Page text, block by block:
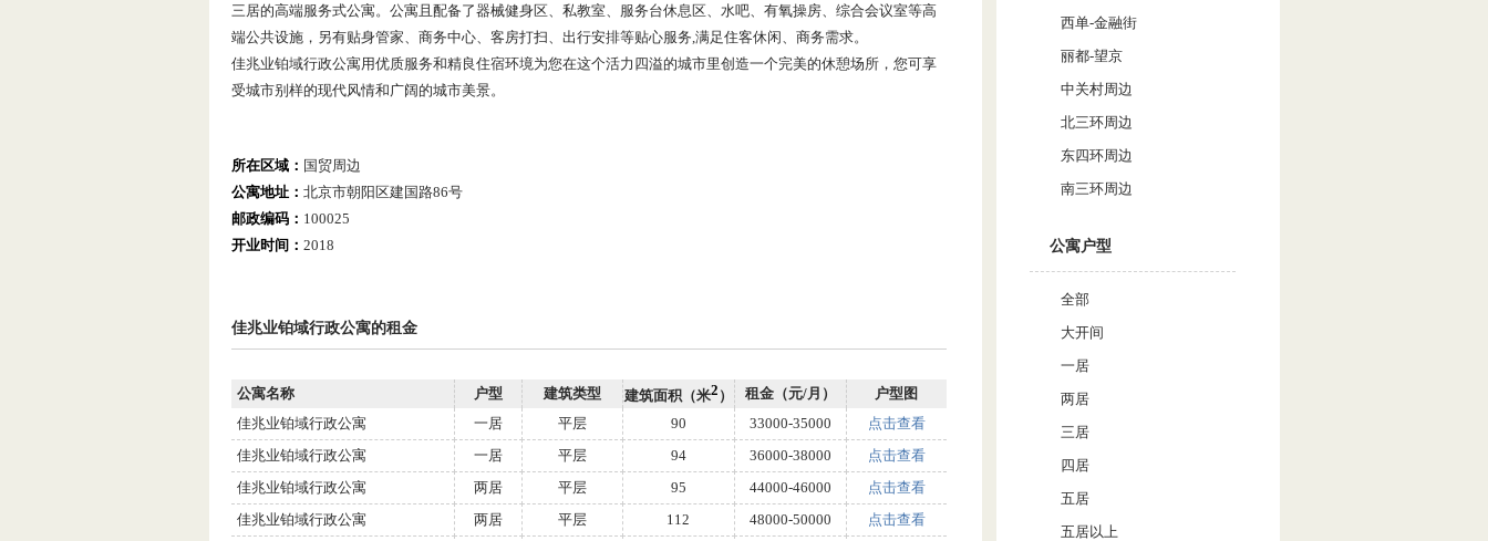
三居的高端服务式公寓。公寓且配备了器械健身区、私教室、服务台休息区、水吧、有氧操房、综合会议室等高
端公共设施，另有贴身管家、商务中心、客房打扫、出行安排等贴心服务,满足住客休闲、商务需求。
佳兆业铂域行政公寓用优质服务和精良住宿环境为您在这个活力四溢的城市里创造一个完美的休憩场所，您可享
受城市别样的现代风情和广阔的城市美景。
所在区域： 国贸周边
公寓地址： 北京市朝阳区建国路86号
邮政编码： 100025
开业时间： 2018
佳兆业铂域行政公寓的租金
公寓名称 户型 建筑类型 建筑面积（米2 ） 租金（元/月）
户型图
佳兆业铂域行政公寓
一居 平层 90 33000-35000
点击查看
佳兆业铂域行政公寓
一居 平层 94 36000-38000
点击查看
佳兆业铂域行政公寓
两居 平层 95 44000-46000
点击查看
佳兆业铂域行政公寓
两居 平层 112 48000-50000
点击查看
西单-金融街
丽都-望京
中关村周边
北三环周边
东四环周边
南三环周边
公寓户型
全部
大开间
一居
两居
三居
四居
五居
五居以上